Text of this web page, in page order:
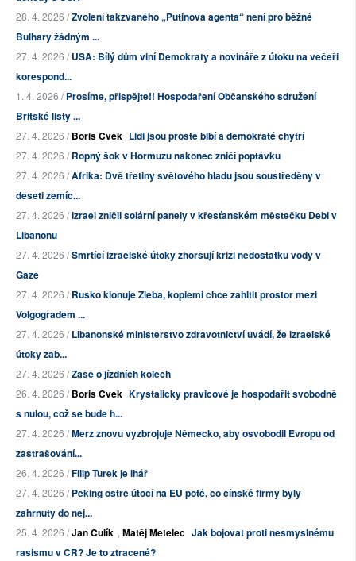
28. 4. 2026 /Zvolení takzvaného „Putinova agenta“ není pro běžné
Bulhary žádným ...
27. 4. 2026 /USA: Bílý dům viní Demokraty a novináře z útoku na večeři
korespond...
1. 4. 2026 /Prosíme, přispějte!! Hospodaření Občanského sdružení
Britské listy ...
27. 4. 2026 /Boris Cvek Lidi jsou prostě blbí a demokraté chytří
27. 4. 2026 /Ropný šok v Hormuzu nakonec zničí poptávku
27. 4. 2026 /Afrika: Dvě třetiny světového hladu jsou soustředěny v
deseti zemíc...
27. 4. 2026 /Izrael zničil solární panely v křesťanském městečku Debl v
Libanonu
27. 4. 2026 /Smrtící izraelské útoky zhoršují krizi nedostatku vody v
Gaze
27. 4. 2026 /Rusko klonuje Zieba, kopiemi chce zahltit prostor mezi
Volgogradem ...
27. 4. 2026 /Libanonské ministerstvo zdravotnictví uvádí, že izraelské
útoky zab...
27. 4. 2026 /Zase o jízdních kolech
26. 4. 2026 /Boris Cvek Krystalicky pravicové je hospodařit svobodně
s nulou, což se bude h...
27. 4. 2026 /Merz znovu vyzbrojuje Německo, aby osvobodil Evropu od
zastrašování...
26. 4. 2026 /Filip Turek je lhář
27. 4. 2026 /Peking ostře útočí na EU poté, co čínské firmy byly
zahrnuty do nej...
25. 4. 2026 /Jan Čulík ,Matěj Metelec Jak bojovat proti nesmyslnému
rasismu v ČR? Je to ztracené?